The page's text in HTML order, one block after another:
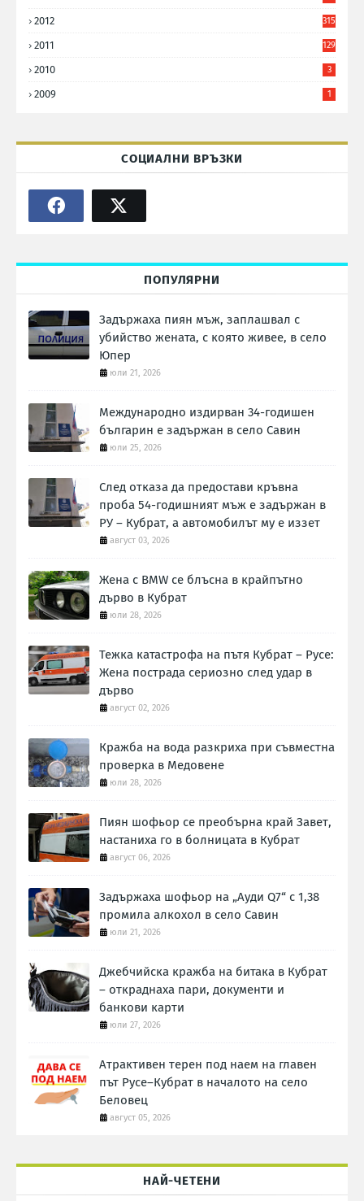
2012 315
2011 129
2010 3
2009 1
СОЦИАЛНИ ВРЪЗКИ
ПОПУЛЯРНИ
Задържаха пиян мъж, заплашвал с
убийство жената, с която живее, в село
Юпер
юли 21, 2026
Международно издирван 34-годишен
българин е задържан в село Савин
юли 25, 2026
След отказа да предостави кръвна
проба 54-годишният мъж е задържан в
РУ – Кубрат, а автомобилът му е иззет
август 03, 2026
Жена с BMW се блъсна в крайпътно
дърво в Кубрат
юли 28, 2026
Тежка катастрофа на пътя Кубрат – Русе:
Жена пострада сериозно след удар в
дърво
август 02, 2026
Кражба на вода разкриха при съвместна
проверка в Медовене
юли 28, 2026
Пиян шофьор се преобърна край Завет,
настаниха го в болницата в Кубрат
август 06, 2026
Задържаха шофьор на „Ауди Q7“ с 1,38
промила алкохол в село Савин
юли 21, 2026
Джебчийска кражба на битака в Кубрат
– откраднаха пари, документи и
банкови карти
юли 27, 2026
Атрактивен терен под наем на главен
път Русе–Кубрат в началото на село
Беловец
август 05, 2026
НАЙ-ЧЕТЕНИ